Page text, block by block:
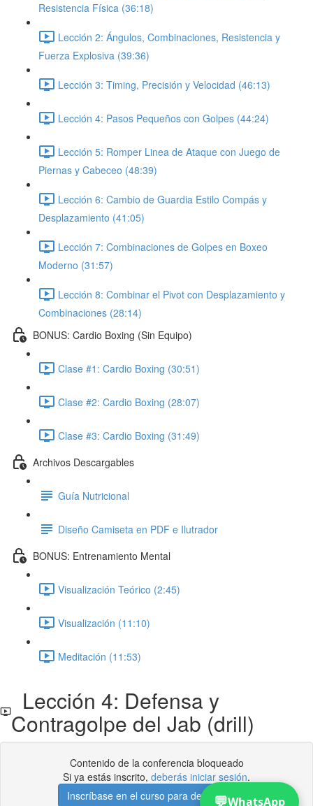
Resistencia Física (36:18)
Lección 2: Ángulos, Combinaciones, Resistencia y
Fuerza Explosiva (39:36)
Lección 3: Timing, Precisión y Velocidad (46:13)
Lección 4: Pasos Pequeños con Golpes (44:24)
Lección 5: Romper Linea de Ataque con Juego de
Piernas y Cabeceo (48:39)
Lección 6: Cambio de Guardia Estilo Compás y
Desplazamiento (41:05)
Lección 7: Combinaciones de Golpes en Boxeo
Moderno (31:57)
Lección 8: Combinar el Pivot con Desplazamiento y
Combinaciones (28:14)
BONUS: Cardio Boxing (Sin Equipo)
Clase #1: Cardio Boxing (30:51)
Clase #2: Cardio Boxing (28:07)
Clase #3: Cardio Boxing (31:49)
Archivos Descargables
Guía Nutricional
Diseño Camiseta en PDF e Ilutrador
BONUS: Entrenamiento Mental
Visualización Teórico (2:45)
Visualización (11:10)
Meditación (11:53)
Lección 4: Defensa y
Contragolpe del Jab (drill)
Contenido de la conferencia bloqueado
Si ya estás inscrito, deberás iniciar sesión.
Inscríbase en el curso para desbloquear
💬WhatsApp